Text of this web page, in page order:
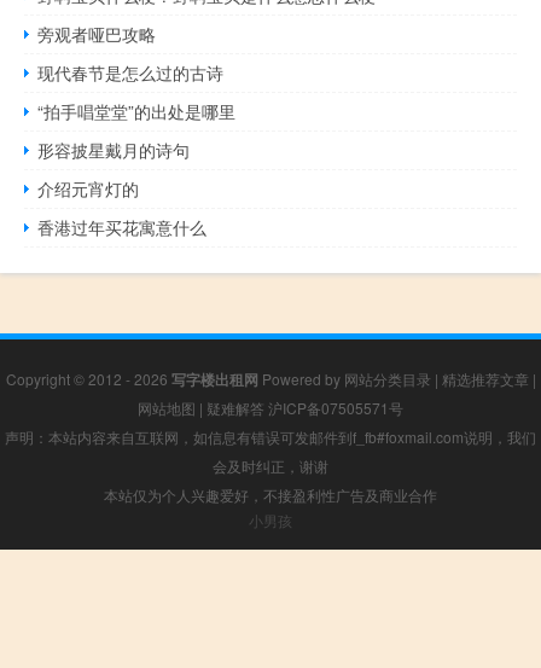
旁观者哑巴攻略
现代春节是怎么过的古诗
“拍手唱堂堂”的出处是哪里
形容披星戴月的诗句
介绍元宵灯的
香港过年买花寓意什么
Copyright © 2012 - 2026 写字楼出租网 Powered by 网站分类目录 | 精选推荐文章 |
网站地图 | 疑难解答 沪ICP备07505571号
声明：本站内容来自互联网，如信息有错误可发邮件到f_fb#foxmail.com说明，我们
会及时纠正，谢谢
本站仅为个人兴趣爱好，不接盈利性广告及商业合作
小男孩